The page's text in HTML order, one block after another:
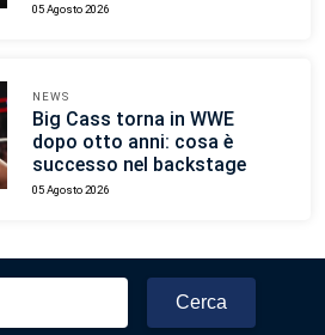
05 Agosto 2026
NEWS
Big Cass torna in WWE
dopo otto anni: cosa è
successo nel backstage
05 Agosto 2026